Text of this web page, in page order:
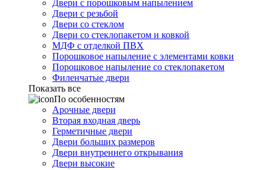
Двери с порошковым напылением
Двери с резьбой
Двери со стеклом
Двери со стеклопакетом и ковкой
МДФ с отделкой ПВХ
Порошковое напыление с элементами ковки
Порошковое напыление со стеклопакетом
Филенчатые двери
Показать все
По особенностям
Арочные двери
Вторая входная дверь
Герметичные двери
Двери больших размеров
Двери внутреннего открывания
Двери высокие